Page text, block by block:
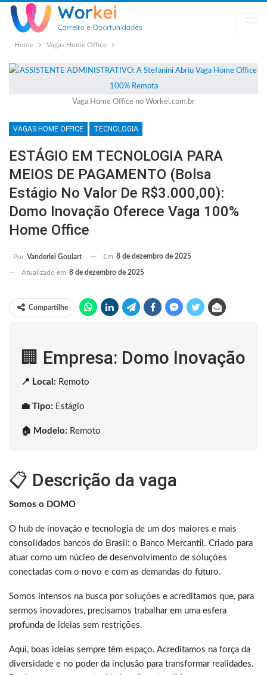
Home Vagas Home Office
Vaga Home Office no Workei.com.br
VAGAS HOME OFFICE TECNOLOGIA
ESTÁGIO EM TECNOLOGIA PARA
MEIOS DE PAGAMENTO (Bolsa
Estágio No Valor De R$3.000,00):
Domo Inovação Oferece Vaga 100%
Home Office
Por Vanderlei Goulart Em 8 de dezembro de 2025
Atualizado em 8 de dezembro de 2025
Compartilhe
🏢 Empresa: Domo Inovação
📍 Local: Remoto
💼 Tipo: Estágio
🏠 Modelo: Remoto
📋 Descrição da vaga
Somos o DOMO
O hub de inovação e tecnologia de um dos maiores e mais
consolidados bancos do Brasil: o Banco Mercantil. Criado para
atuar como um núcleo de desenvolvimento de soluções
conectadas com o novo e com as demandas do futuro.
Somos intensos na busca por soluções e acreditamos que, para
sermos inovadores, precisamos trabalhar em uma esfera
profunda de ideias sem restrições.
Aqui, boas ideias sempre têm espaço. Acreditamos na força da
diversidade e no poder da inclusão para transformar realidades.